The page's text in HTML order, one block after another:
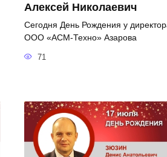
Алексей Николаевич
Сегодня День Рождения у
ООО «АСМ-Техно» Азарова
71